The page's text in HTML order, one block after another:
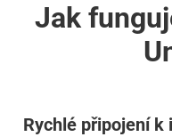
Jak
Rychlé připojení k